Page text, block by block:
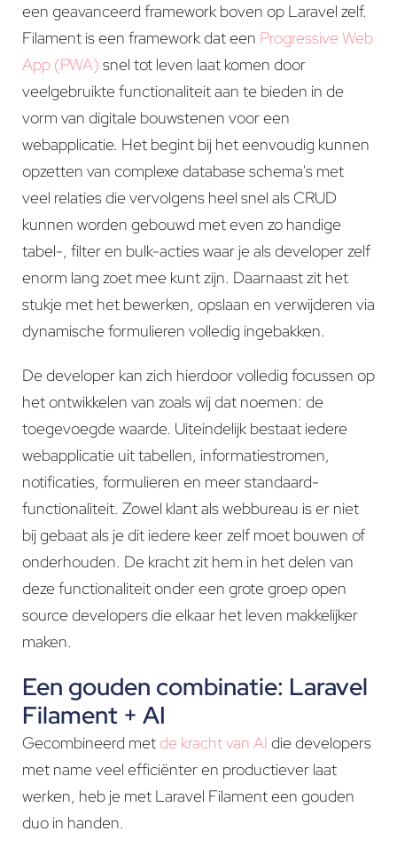
een geavanceerd framework boven op Laravel zelf.
Filament is een framework dat een Progressive Web
App (PWA) snel tot leven laat komen door
veelgebruikte functionaliteit aan te bieden in de
vorm van digitale bouwstenen voor een
webapplicatie. Het begint bij het eenvoudig kunnen
opzetten van complexe database schema's met
veel relaties die vervolgens heel snel als CRUD
kunnen worden gebouwd met even zo handige
tabel-, filter en bulk-acties waar je als developer zelf
enorm lang zoet mee kunt zijn. Daarnaast zit het
stukje met het bewerken, opslaan en verwijderen via
dynamische formulieren volledig ingebakken.
De developer kan zich hierdoor volledig focussen op
het ontwikkelen van zoals wij dat noemen: de
toegevoegde waarde. Uiteindelijk bestaat iedere
webapplicatie uit tabellen, informatiestromen,
notificaties, formulieren en meer standaard-
functionaliteit. Zowel klant als webbureau is er niet
bij gebaat als je dit iedere keer zelf moet bouwen of
onderhouden. De kracht zit hem in het delen van
deze functionaliteit onder een grote groep open
source developers die elkaar het leven makkelijker
maken.
Een gouden combinatie: Laravel
Filament + AI
Gecombineerd met de kracht van AI die developers
met name veel efficiënter en productiever laat
werken, heb je met Laravel Filament een gouden
duo in handen.